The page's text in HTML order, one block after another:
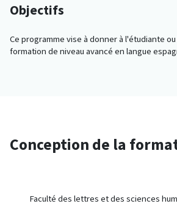
Objectifs
Ce programme vise à donner à l'étudiante
formation de niveau avancé en langue
Conception de la
Faculté des lettres et des sciences